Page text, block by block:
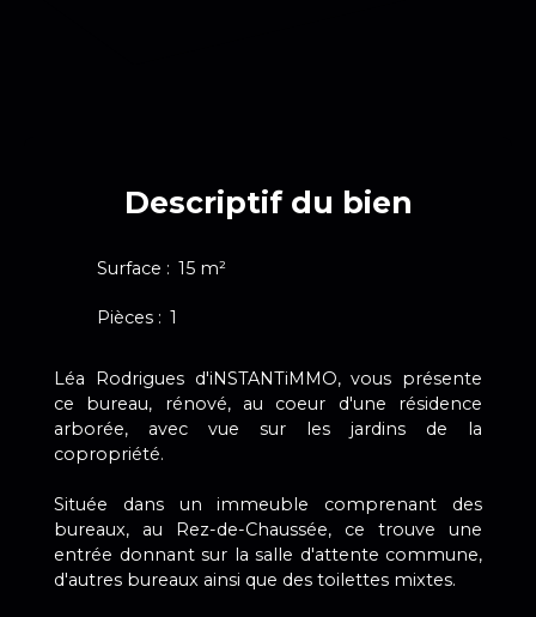
Descriptif du bien
Surface : 15 m²
Pièces : 1
Léa Rodrigues d'iNSTANTiMMO, vous présente
ce bureau, rénové, au coeur d'une résidence
arborée, avec vue sur les jardins de la
copropriété.
Située dans un immeuble comprenant des
bureaux, au Rez-de-Chaussée, ce trouve une
entrée donnant sur la salle d'attente commune,
d'autres bureaux ainsi que des toilettes mixtes.